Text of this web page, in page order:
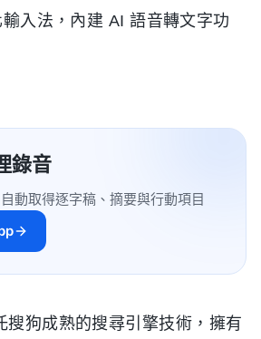
輸入法，內建 AI 語音轉文字功
錄音
動取得逐字稿、摘要與行動項目
搜狗成熟的搜尋引擎技術，擁有